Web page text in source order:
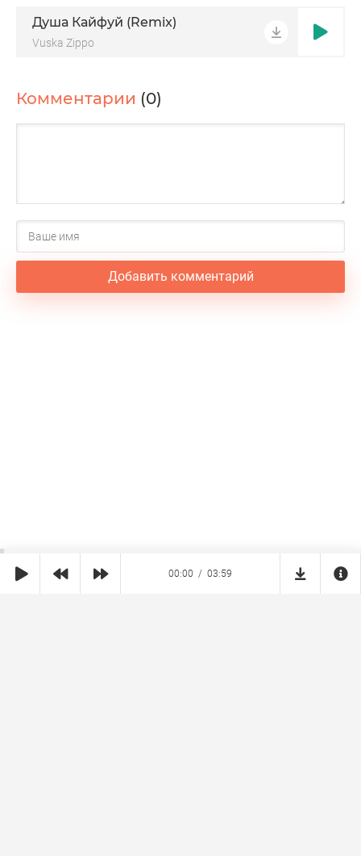
Душа Кайфуй (Remix)
Vuska Zippo
Комментарии (0)
Добавить комментарий
00:00 03:59